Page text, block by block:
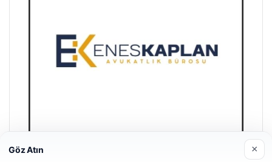
Göz Atın ×